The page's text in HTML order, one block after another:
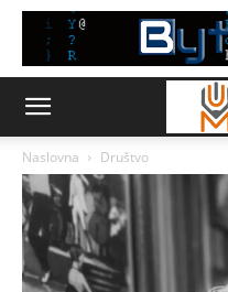
Naslovna Društvo